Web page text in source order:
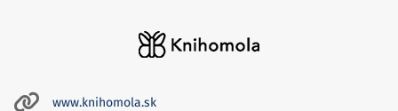
www.knihomola.sk